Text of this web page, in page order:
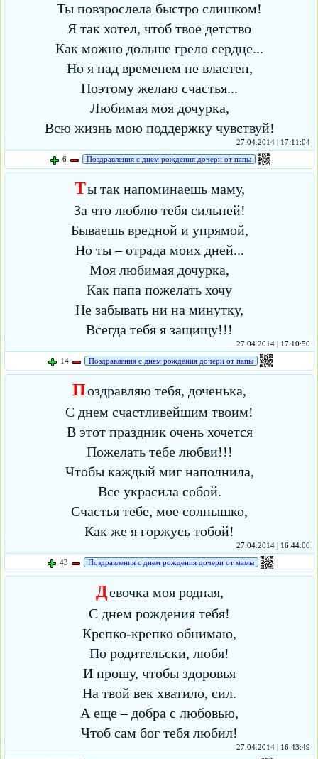
Ты повзрослела быстро слишком!
Я так хотел, чтоб твое детство
Как можно дольше грело сердце...
Но я над временем не властен,
Поэтому желаю счастья...
Любимая моя дочурка,
Всю жизнь мою поддержку чувствуй!
27.04.2014 | 17:11:04
6
Поздравления с днем рождения дочери от папы
Ты так напоминаешь маму,
За что люблю тебя сильней!
Бываешь вредной и упрямой,
Но ты – отрада моих дней...
Моя любимая дочурка,
Как папа пожелать хочу
Не забывать ни на минутку,
Всегда тебя я защищу!!!
27.04.2014 | 17:10:50
14
Поздравления с днем рождения дочери от папы
Поздравляю тебя, доченька,
С днем счастливейшим твоим!
В этот праздник очень хочется
Пожелать тебе любви!!!
Чтобы каждый миг наполнила,
Все украсила собой.
Счастья тебе, мое солнышко,
Как же я горжусь тобой!
27.04.2014 | 16:44:00
43
Поздравления с днем рождения дочери от мамы
Девочка моя родная,
С днем рождения тебя!
Крепко-крепко обнимаю,
По родительски, любя!
И прошу, чтобы здоровья
На твой век хватило, сил.
А еще – добра с любовью,
Чтоб сам бог тебя любил!
27.04.2014 | 16:43:49